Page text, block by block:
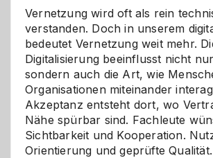
Vernetzung wird oft als rein
verstanden. Doch in unserem
bedeutet Vernetzung weit mehr.
Digitalisierung beeinflusst nicht
sondern auch die Art, wie
Organisationen miteinander
Akzeptanz entsteht dort, wo
Nähe spürbar sind. Fachleute
Sichtbarkeit und Kooperation.
Orientierung und geprüfte Qualität.